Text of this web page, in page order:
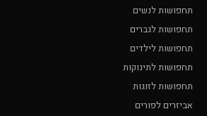
תחפושות לנשים
תחפושות לגברים
תחפושות לילדים
תחפושות לתינוקות
תחפושות לזוגות
אביזרים לפורים